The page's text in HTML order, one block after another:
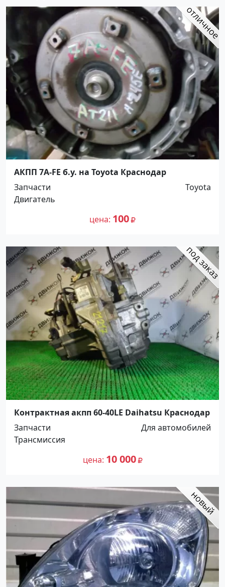
АКПП 7A-FE б.у. на Toyota Краснодар
Запчасти
Toyota
Двигатель
цена 100
Контрактная акпп 60-40LE Daihatsu Краснодар
Запчасти
Для автомобилей
Трансмиссия
цена 10 000